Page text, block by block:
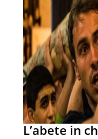
L’abete in